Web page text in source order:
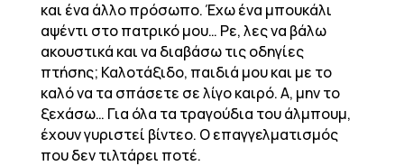
και ένα άλλο πρόσωπο. Έχω ένα μπουκάλι
αψέντι στο πατρικό μου… Ρε, λες να βάλω
ακουστικά και να διαβάσω τις οδηγίες
πτήσης; Καλοτάξιδο, παιδιά μου και με το
καλό να τα σπάσετε σε λίγο καιρό. A, μην το
ξεχάσω… Για όλα τα τραγούδια του άλμπουμ,
έχουν γυριστεί βίντεο. Ο επαγγελματισμός
που δεν τιλτάρει ποτέ.